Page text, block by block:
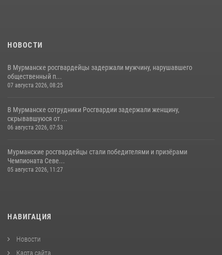
НОВОСТИ
В Мурманске росгвардейцы задержали мужчину, нарушавшего
общественный п...
07 августа 2026, 08:25
В Мурманске сотрудники Росгвардии задержали женщину,
скрывавшуюся от ...
06 августа 2026, 07:53
Мурманские росгвардейцы стали победителями и призёрами
Чемпионата Севе...
05 августа 2026, 11:27
НАВИГАЦИЯ
Новости
Карта сайта